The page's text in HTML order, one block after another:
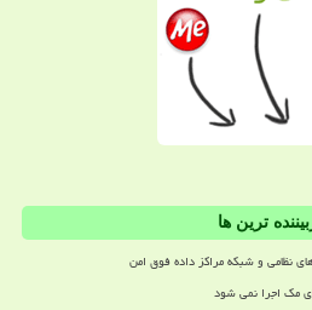
ترین ها
نظامی و شبکه مراکز داده فوق امن